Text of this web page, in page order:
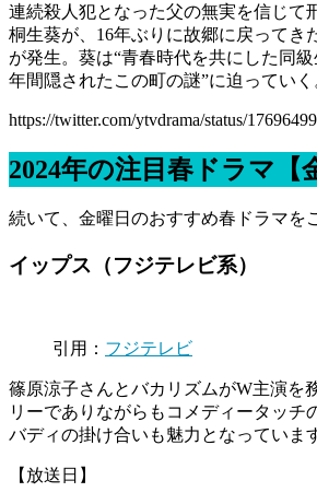
連続殺人犯となった父の無実を信じて
桐生葵が、16年ぶりに故郷に戻ってき
が発生。葵は“青春時代を共にした同
年間隠されたこの町の謎”に迫っていく
https://twitter.com/ytvdrama/status/
2024年の注目春ドラマ【
続いて、金曜日のおすすめ春ドラマを
イップス（フジテレビ系）
引用： フジテレビ
篠原涼子さんとバカリズムがW主演を
リーでありながらもコメディータッチ
バディの掛け合いも魅力となっていま
【放送日】